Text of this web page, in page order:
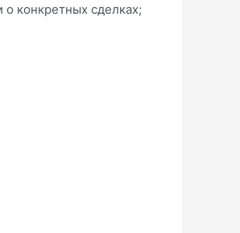
конкретных сделках;